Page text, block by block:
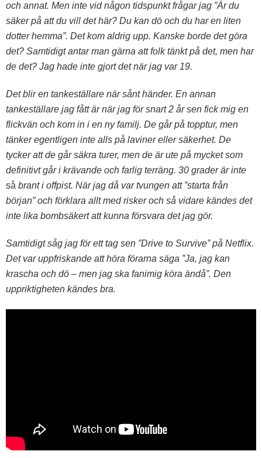
och annat. Men inte vid någon tidspunkt frågar jag ”Är du
säker på att du vill det här? Du kan dö och du har en liten
dotter hemma”. Det kom aldrig upp. Kanske borde det göra
det? Samtidigt antar man gärna att folk tänkt på det, men har
de det? Jag hade inte gjort det när jag var 19.
Det blir en tankeställare när sånt händer. En annan
tankeställare jag fått är när jag för snart 2 år sen fick mig en
flickvän och kom in i en ny familj. De går på topptur, men
tänker egentligen inte alls på laviner eller säkerhet. De
tycker att de går säkra turer, men de är ute på mycket som
definitivt går i krävande och farlig terräng. 30 grader är inte
så brant i offpist. När jag då var tvungen att ”starta från
början” och förklara allt med risker och så vidare kändes det
inte lika bombsäkert att kunna försvara det jag gör.
Samtidigt såg jag för ett tag sen ”Drive to Survive” på Netflix.
Det var uppfriskande att höra förarna säga ”Ja, jag kan
krascha och dö – men jag ska fanimig köra ändå”. Den
uppriktigheten kändes bra.